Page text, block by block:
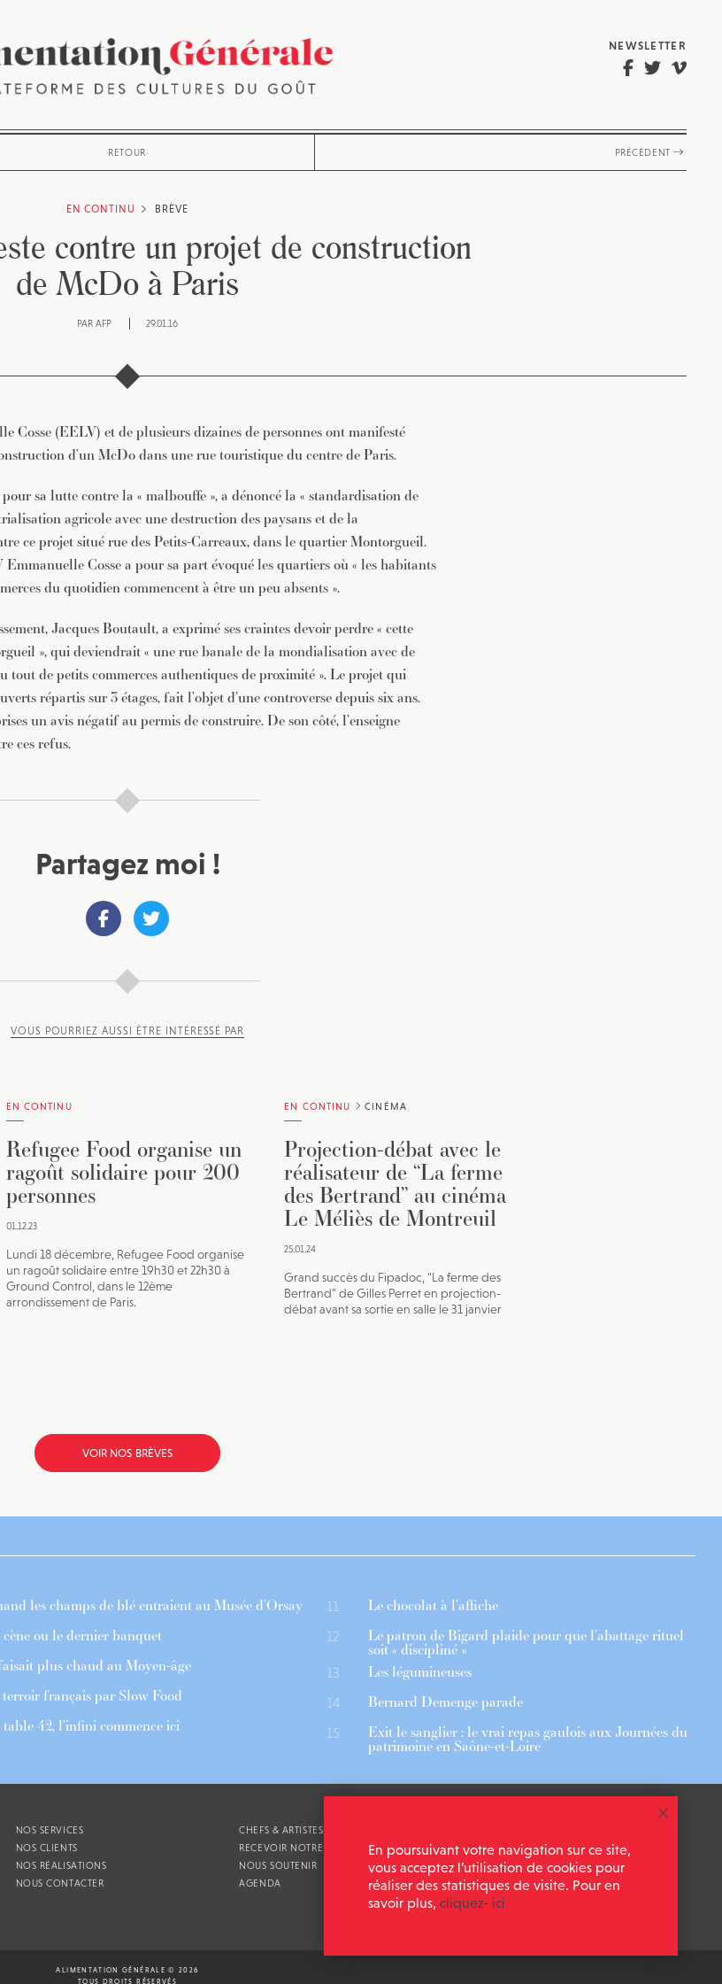
NEWSLETTER
RETOUR PRÉCÉDENT
EN CONTINU BRÈVE
contre un projet de construction
de McDo à Paris
PAR AFP 29.01.16
Cosse (EELV) et de plusieurs dizaines de personnes ont manifesté
d’un McDo dans une rue touristique du centre de Paris.
sa lutte contre la « malbouffe », a dénoncé la « standardisation de
agricole avec une destruction des paysans et de la
ce projet situé rue des Petits-Carreaux, dans le quartier Montorgueil.
Cosse a pour sa part évoqué les quartiers où « les habitants
du quotidien commencent à être un peu absents ».
Jacques Boutault, a exprimé ses craintes devoir perdre « cette
», qui deviendrait « une rue banale de la mondialisation avec de
tout de petits commerces authentiques de proximité ». Le projet qui
répartis sur 3 étages, fait l’objet d’une controverse depuis six ans.
un avis négatif au permis de construire. De son côté, l’enseigne
ces refus.
Partagez moi !
VOUS POURRIEZ AUSSI ÊTRE INTÉRESSÉ PAR
EN CONTINU
Refugee Food organise un
ragoût solidaire pour 200
personnes
01.12.23
Lundi 18 décembre, Refugee Food organise
un ragoût solidaire entre 19h30 et 22h30 à
Ground Control, dans le 12ème
arrondissement de Paris.
EN CONTINU CINÉMA
Projection-débat avec le
réalisateur de “La ferme
des Bertrand” au cinéma
Le Méliès de Montreuil
25.01.24
Grand succès du Fipadoc, "La ferme des
Bertrand" de Gilles Perret en projection-
débat avant sa sortie en salle le 31 janvier
VOIR NOS BRÈVES
les champs de blé entraient au Musée d’Orsay
ou le dernier banquet
plus chaud au Moyen-âge
terroir français par Slow Food
42, l’infini commence ici
11 Le chocolat à l’affiche
12 Le patron de Bigard plaide pour que l’abattage rituel
soit « discipliné »
13 Les légumineuses
14 Bernard Demenge parade
15 Exit le sanglier : le vrai repas gaulois aux Journées du
patrimoine en Saône-et-Loire
NOS SERVICES
NOS CLIENTS
NOS RÉALISATIONS
NOUS CONTACTER
CHEFS & ARTISTES ASSOCIÉS
RECEVOIR NOTRE NEWSLETTER
NOUS SOUTENIR
AGENDA
MENTIONS LÉGALES
ALIMENTATION GÉNÉRALE © 2026
TOUS DROITS RÉSERVÉS
En poursuivant votre navigation sur ce site,
vous acceptez l’utilisation de cookies pour
réaliser des statistiques de visite. Pour en
savoir plus, cliquez- ici